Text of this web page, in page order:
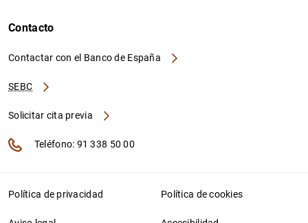
Contacto
Contactar con el Banco de España
SEBC
Solicitar cita previa
Teléfono: 91 338 50 00
Política de privacidad Política de cookies